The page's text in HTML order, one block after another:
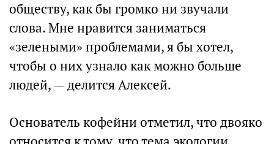
обществу, как бы громко ни звучали
слова. Мне нравится заниматься
«зелеными» проблемами, я бы хотел,
чтобы о них узнало как можно больше
людей, — делится Алексей.
Основатель кофейни отметил, что двояко